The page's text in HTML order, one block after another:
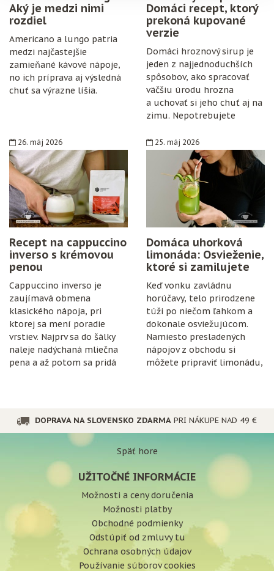
Aký je medzi nimi
rozdiel
Americano a lungo patria
medzi najčastejšie
zamieňané kávové nápoje,
no ich príprava aj výsledná
chuť sa výrazne líšia.
Domáci recept, ktorý
prekoná kupované
verzie
Domáci hroznový sirup je
jeden z najjednoduchších
spôsobov, ako spracovať
väčšiu úrodu hrozna
a uchovať si jeho chuť aj na
zimu. Nepotrebujete
konzervanty ani zložitý
postup. Stačí zrelé hrozno,
cukor, citrón, čisté fľaše
a trochu trpezlivosti.
26. máj 2026
Recept na cappuccino
inverso s krémovou
penou
Cappuccino inverso je
zaujímavá obmena
klasického nápoja, pri
ktorej sa mení poradie
vrstiev. Najprv sa do šálky
naleje nadýchaná mliečna
pena a až potom sa pridá
25. máj 2026
Domáca uhorková
limonáda: Osvieženie,
ktoré si zamilujete
Keď vonku zavládnu
horúčavy, telo prirodzene
túži po niečom ľahkom a
dokonale osviežujúcom.
Namiesto presladených
nápojov z obchodu si
môžete pripraviť limonádu,
DOPRAVA NA SLOVENSKO ZDARMA PRI NÁKUPE NAD 49 €
Späť hore
UŽITOČNÉ INFORMÁCIE
Možnosti a ceny doručenia
Možnosti platby
Obchodné podmienky
Odstúpiť od zmluvy tu
Ochrana osobných údajov
Používanie súborov cookies